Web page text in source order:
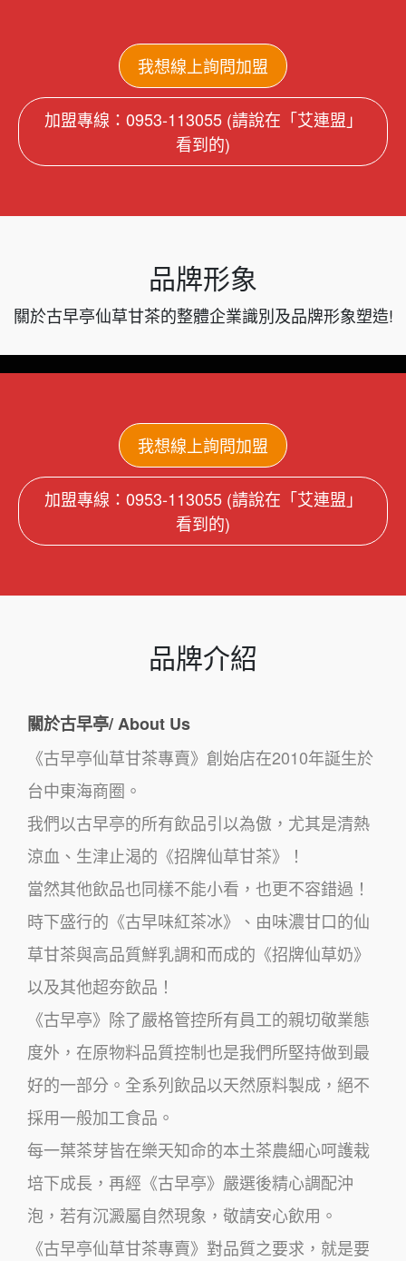
我想線上詢問加盟
加盟專線：0953-113055 (請說在「艾連盟」
看到的)
品牌形象
關於古早亭仙草甘茶的整體企業識別及品牌形象塑造!
我想線上詢問加盟
加盟專線：0953-113055 (請說在「艾連盟」
看到的)
品牌介紹
關於古早亭/ About Us
《古早亭仙草甘茶專賣》創始店在2010年誕生於
台中東海商圈。
我們以古早亭的所有飲品引以為傲，尤其是清熱
涼血、生津止渴的《招牌仙草甘茶》！
當然其他飲品也同樣不能小看，也更不容錯過！
時下盛行的《古早味紅茶冰》、由味濃甘口的仙
草甘茶與高品質鮮乳調和而成的《招牌仙草奶》
以及其他超夯飲品！
《古早亭》除了嚴格管控所有員工的親切敬業態
度外，在原物料品質控制也是我們所堅持做到最
好的一部分。全系列飲品以天然原料製成，絕不
採用一般加工食品。
每一葉茶芽皆在樂天知命的本土茶農細心呵護栽
培下成長，再經《古早亭》嚴選後精心調配沖
泡，若有沉澱屬自然現象，敬請安心飲用。
《古早亭仙草甘茶專賣》對品質之要求，就是要